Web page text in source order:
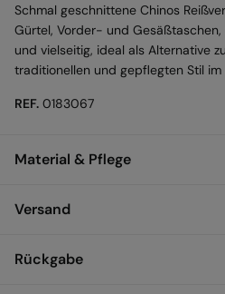
Schmal geschnittene Chinos
Gürtel, Vorder- und
und vielseitig, ideal als Alternative
traditionellen und gepflegten Stil im
REF. 0183067
Material & Pflege
Material
Versand
VERSAND ZU DIR NACH
HAUSE
Rückgabe